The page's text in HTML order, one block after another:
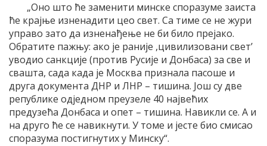
„Оно што ће заменити минске споразуме заиста
ће крајње изненадити цео свет. Са тиме се не жури
управо зато да изненађење не би било прејако.
Обратите пажњу: ако је раније ,цивилизовани свет’
уводио санкције (против Русије и Донбаса) за све и
свашта, сада када је Москва признала пасоше и
друга документа ДНР и ЛНР – тишина. Још су две
републике одједном преузеле 40 највећих
предузећа Донбаса и опет – тишина. Навикли се. А и
на друго ће се навикнути. У томе и јесте био смисао
споразума постигнутих у Минску“.